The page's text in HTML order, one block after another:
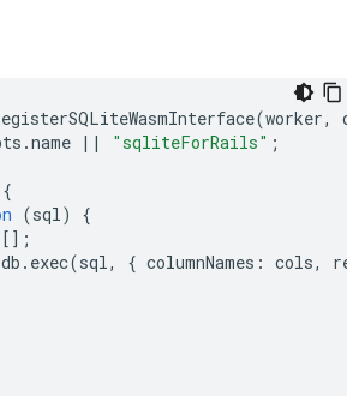
(worker,
.name || "sqliteForRails" ;
{
(sql)
{
[];
db . exec(sql, { columnNames : cols,